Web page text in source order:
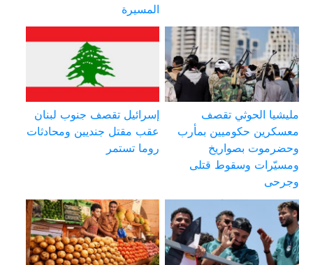
المسيرة
مليشيا الحوثي تقصف
معسكرين حكوميين بمأرب
وحضرموت بصواريخ
ومسيّرات وسقوط قتلى
وجرحى
إسرائيل تقصف جنوب لبنان
عقب مقتل جنديين ومحادثات
روما تستمر